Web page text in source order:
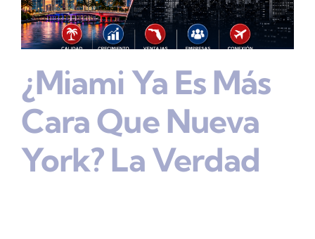
¿Miami Ya Es Más
Cara Que Nueva
York? La Verdad